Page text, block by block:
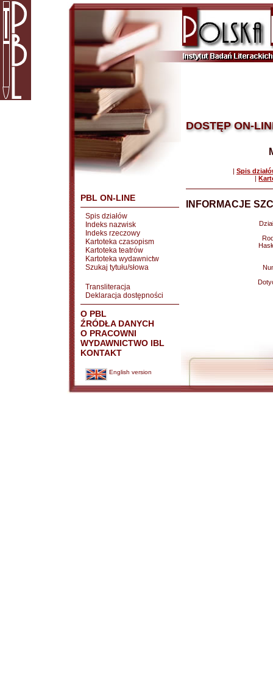
PBL ON-LINE
Spis działów
Indeks nazwisk
Indeks rzeczowy
Kartoteka czasopism
Kartoteka teatrów
Kartoteka wydawnictw
Szukaj tytułu/słowa
Transliteracja
Deklaracja dostępności
O PBL
ŹRÓDŁA DANYCH
O PRACOWNI
WYDAWNICTWO IBL
KONTAKT
English version
DOSTĘP ON-
| Spis
|
INFORMACJE